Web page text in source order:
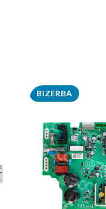
BIZERBA